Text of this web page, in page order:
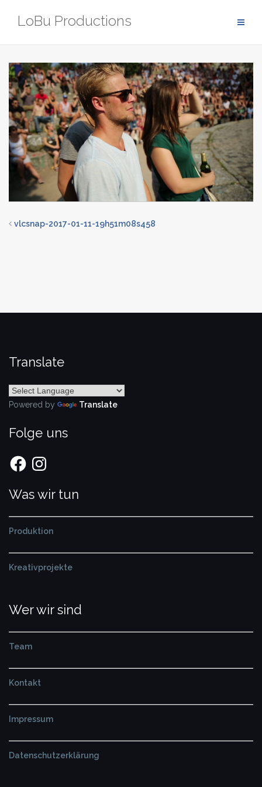
LoBu Productions
vlcsnap-2017-01-11-19h51m08s458
Translate
Powered by Translate
Folge uns
FacebookInstagram
Was wir tun
Produktion
Kreativprojekte
Wer wir sind
Team
Kontakt
Impressum
Datenschutzerklärung